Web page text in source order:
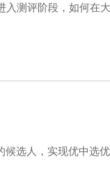
入测评阶段，如何在
选人，实现优中选